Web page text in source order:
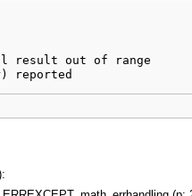
result out of range
reported